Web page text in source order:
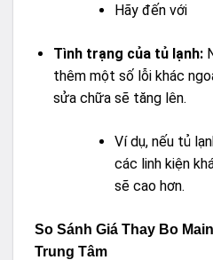
Hãy đến với
Tình trạng của tủ lạnh:
thêm một số lỗi khác
sửa chữa sẽ tăng lên.
Ví dụ, nếu tủ
các linh kiện
sẽ cao hơn.
So Sánh Giá Thay Bo
Trung Tâm